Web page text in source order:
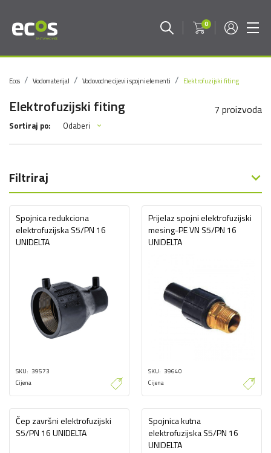
0
Ecos Vodomaterijal Vodovodne cijevi i spojni elementi Elektrofuzijski fiting
Elektrofuzijski fiting 7 proizvoda
Sortiraj po: Odaberi
Filtriraj
Spojnica redukciona
elektrofuzijska S5/PN 16
UNIDELTA
SKU 39573
Cijena
Prijelaz spojni elektrofuzijski
mesing-PE VN S5/PN 16
UNIDELTA
SKU 39640
Cijena
Čep završni elektrofuzijski
S5/PN 16 UNIDELTA
Spojnica kutna
elektrofuzijska S5/PN 16
UNIDELTA